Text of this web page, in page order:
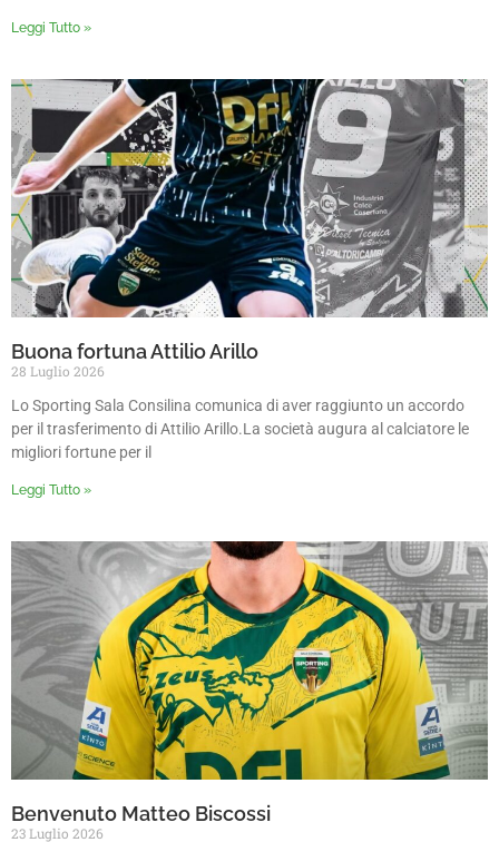
Leggi Tutto »
Buona fortuna Attilio Arillo
28 Luglio 2026
Lo Sporting Sala Consilina comunica di aver raggiunto un accordo
per il trasferimento di Attilio Arillo.La società augura al calciatore le
migliori fortune per il
Leggi Tutto »
Benvenuto Matteo Biscossi
23 Luglio 2026